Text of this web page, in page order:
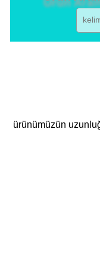
ürünümüzün